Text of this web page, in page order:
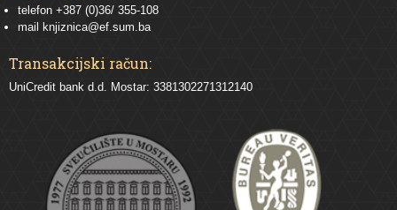
telefon +387 (0)36/ 355-108
mail
knjiznica@ef.sum.ba
Transakcijski račun:
UniCredit bank d.d. Mostar: 3381302271312140